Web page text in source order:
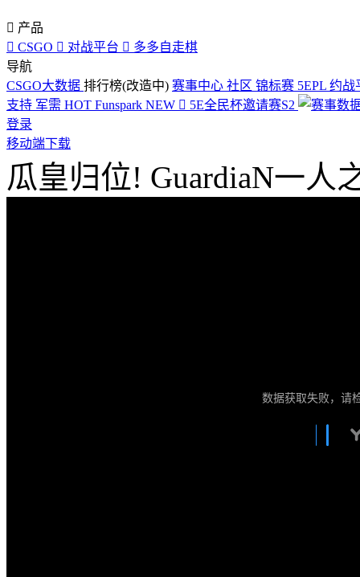
 产品
 CSGO  对战平台  多多自走棋
导航
CSGO大数据 排行榜(改造中) 赛事中心 社区 锦标赛 5EPL 约战
支持 军需 HOT Funspark NEW  5E全民杯邀请赛S2
登录
移动端下载
瓜皇归位! GuardiaN一人
数据获取失败，请